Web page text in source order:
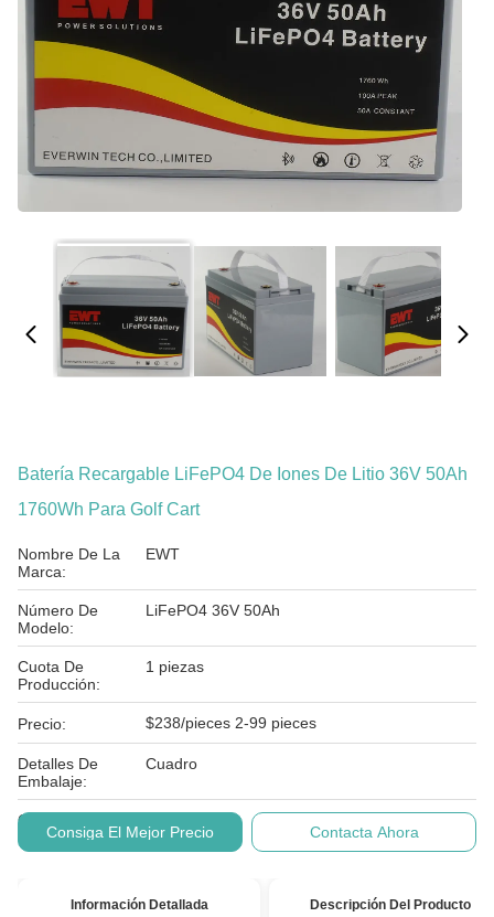
Batería Recargable LiFePO4 De Iones De Litio 36V 50Ah
1760Wh Para Golf Cart
Nombre De La
Marca:
EWT
Número De
Modelo:
LiFePO4 36V 50Ah
Cuota De
Producción:
1 piezas
Precio: $238/pieces 2-99 pieces
Detalles De
Embalaje:
Cuadro
Condiciones De
Pago:Consiga El Mejor Precio Contacta Ahora
Información Detallada Descripción Del Producto